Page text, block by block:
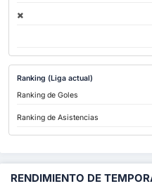
Ranking (Liga actual)
Ranking de Goles
Ranking de Asistencias
RENDIMIENTO DE